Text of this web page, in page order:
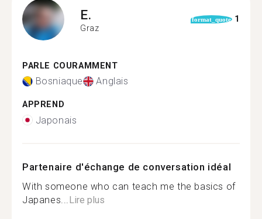
E.
Graz
format_quote 1
PARLE COURAMMENT
Bosniaque Anglais
APPREND
Japonais
Partenaire d'échange de conversation idéal
With someone who can teach me the basics of
Japanes... Lire plus